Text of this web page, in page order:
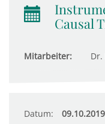
Causal
Mitarbeiter:
Datum: 09.10.2019